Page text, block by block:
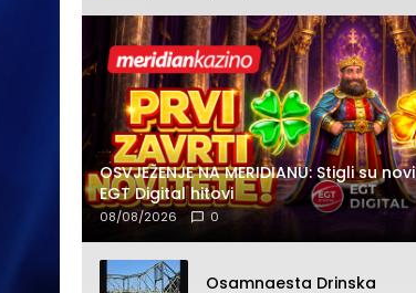
OSVJEŽENJE NA MERIDIANU: Stigli su novi
EGT Digital hitovi
08/08/2026 0
Osamnaesta Drinska